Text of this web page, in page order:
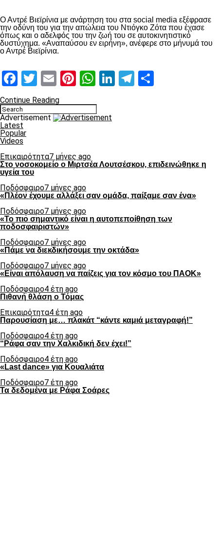
Ο Αντρέ Βιεϊρίνια με ανάρτηση του στα social media εξέφρασε
την οδύνη του για την απώλεια του Ντιόγκο Ζότα που έχασε
όπως και ο αδελφός του την ζωή του σε αυτοκινητιστικό
δυστύχημα. «Αναπαύσου εν ειρήνη», ανέφερε στο μήνυμά του
ο Αντρέ Βιεϊρίνια.
Facebook
Twitter
EmailPinterest
WhatsApp
LinkedIn
Telegram
Continue Reading
Advertisement
Latest
Popular
Videos
Επικαιρότητα7 μήνες ago
Στο νοσοκομείο ο Μιρτσέα Λουτσέσκου, επιδεινώθηκε η
υγεία του
Ποδόσφαιρο7 μήνες ago
«Πλέον έχουμε αλλάξει σαν ομάδα, παίξαμε σαν ένα»
Ποδόσφαιρο7 μήνες ago
«Το πιο σημαντικό είναι η αυτοπεποίθηση των
ποδοσφαιριστών»
Ποδόσφαιρο7 μήνες ago
«Πάμε να διεκδικήσουμε την οκτάδα»
Ποδόσφαιρο7 μήνες ago
«Είναι απόλαυση να παίζεις για τον κόσμο του ΠΑΟΚ»
Ποδόσφαιρο4 έτη ago
Πιθανή θλάση ο Τόμας
Επικαιρότητα4 έτη ago
Παρουσίαση με… πλακάτ “κάντε καμιά μεταγραφή!”
Ποδόσφαιρο4 έτη ago
“Ράφα σαν την Χαλκιδική δεν έχει!”
Ποδόσφαιρο4 έτη ago
«Last dance» για Κουαλιάτα
Ποδόσφαιρο7 έτη ago
Τα δεδομένα με Ράφα Σοάρες